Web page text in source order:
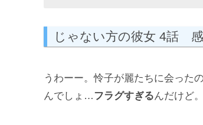
じゃない方の彼女 4話
うわーー。怜子が麗たちに会った
んでしょ…フラグすぎるんだけど。